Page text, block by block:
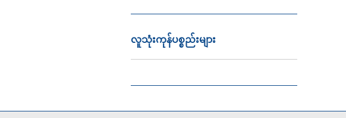
လူသုံးကုန်ပစ္စည်းများ